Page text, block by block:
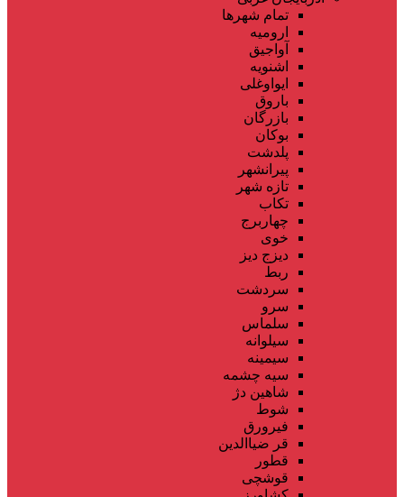
تمام شهر‌ها
ارومیه
آواجیق
اشنویه
ایواوغلی
باروق
بازرگان
بوکان
پلدشت
پیرانشهر
تازه شهر
تکاب
چهاربرج
خوی
دیزج دیز
ربط
سردشت
سرو
سلماس
سیلوانه
سیمینه
سیه چشمه
شاهین دژ
شوط
فیرورق
قر ضیاالدین
قطور
قوشچی